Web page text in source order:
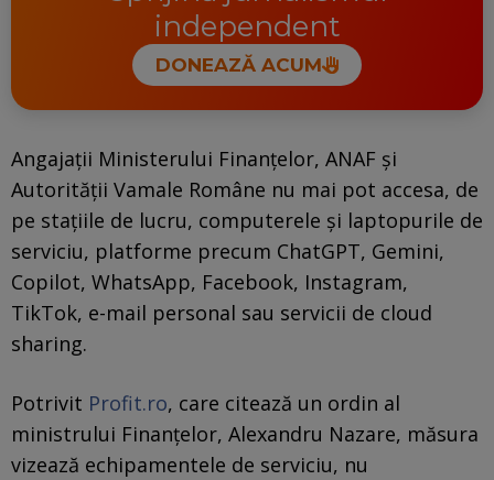
independent
DONEAZĂ ACUM
Angajații Ministerului Finanțelor, ANAF și
Autorității Vamale Române nu mai pot accesa, de
pe stațiile de lucru, computerele și laptopurile de
serviciu, platforme precum ChatGPT, Gemini,
Copilot, WhatsApp, Facebook, Instagram,
TikTok, e-mail personal sau servicii de cloud
sharing.
Potrivit Profit.ro, care citează un ordin al
ministrului Finanțelor, Alexandru Nazare, măsura
vizează echipamentele de serviciu, nu